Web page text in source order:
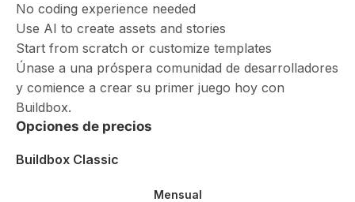
No coding experience needed
Use AI to create assets and stories
Start from scratch or customize templates
Únase a una próspera comunidad de desarrolladores
y comience a crear su primer juego hoy con
Buildbox.
Opciones de precios
Buildbox Classic
Mensual